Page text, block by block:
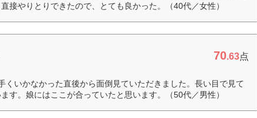
接やりとりできたので、とても良かった。（40代／女性）
70.63点
くいかなかった直後から面倒見ていただきました。長い目で見て
す。娘にはここが合っていたと思います。（50代／男性）